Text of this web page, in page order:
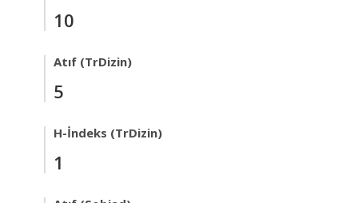
10
Atıf (TrDizin)
5
H-İndeks (TrDizin)
1